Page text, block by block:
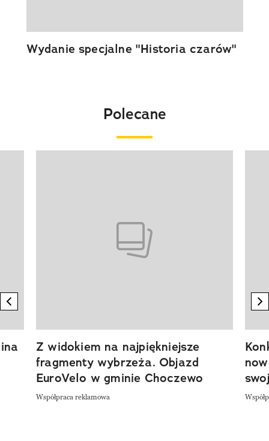
Wydanie specjalne "Historia czarów"
Polecane
previous element
Z widokiem na najpiękniejsze
fragmenty wybrzeża. Objazd
EuroVelo w gminie Choczewo
Współpraca reklamowa